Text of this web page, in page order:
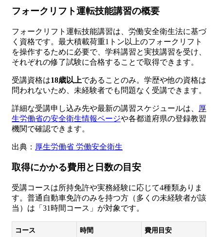
フォークリフト運転技能講習の概要
フォークリフト運転技能講習は、労働安全衛生法に基づ
く資格です。最大積載荷重1トン以上のフォークリフト
を操作するために必要で、学科講習と実技講習を受け、
それぞれの修了試験に合格することで取得できます。
受講資格は18歳以上であることのみ。学歴や他の資格は
問われないため、未経験者でも問題なく受講できます。
詳細な受講申し込み先や最新の講習スケジュールは、
厚
生労働省の安全衛生情報ページや各都道府県の登録教習
機関で確認できます。
出典： 厚生労働省 労働安全衛生
取得にかかる費用と日数の目安
受講コースは所持免許や実務経験に応じて4種類ありま
す。普通自動車免許のみを持つ方（多くの未経験者が該
当）は「31時間コース」が対象です。
コース 時間 費用目安